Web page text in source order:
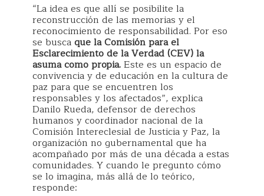
“La idea es que allí se posibilite la
reconstrucción de las memorias y el
reconocimiento de responsabilidad. Por eso
se buscaque la Comisión para el
Esclarecimiento de la Verdad (CEV) la
asuma como propia.Este es un espacio de
convivencia y de educación en la cultura de
paz para que se encuentren los
responsables y los afectados”, explica
Danilo Rueda, defensor de derechos
humanos y coordinador nacional de la
Comisión Intereclesial de Justicia y Paz, la
organización no gubernamental que ha
acompañado por más de una década a estas
comunidades. Y cuando le pregunto cómo
se lo imagina, más allá de lo teórico,
responde: